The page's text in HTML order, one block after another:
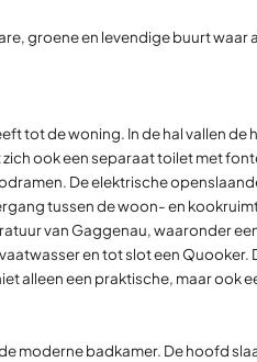
groene en levendige buurt waar
tot de woning. In de hal vallen
ook een separaat toilet met
De elektrische
tussen de woon- en
van Gaggenau, waaronder
en tot slot een Quooker.
alleen een praktische, maar ook
moderne badkamer. De hoofd